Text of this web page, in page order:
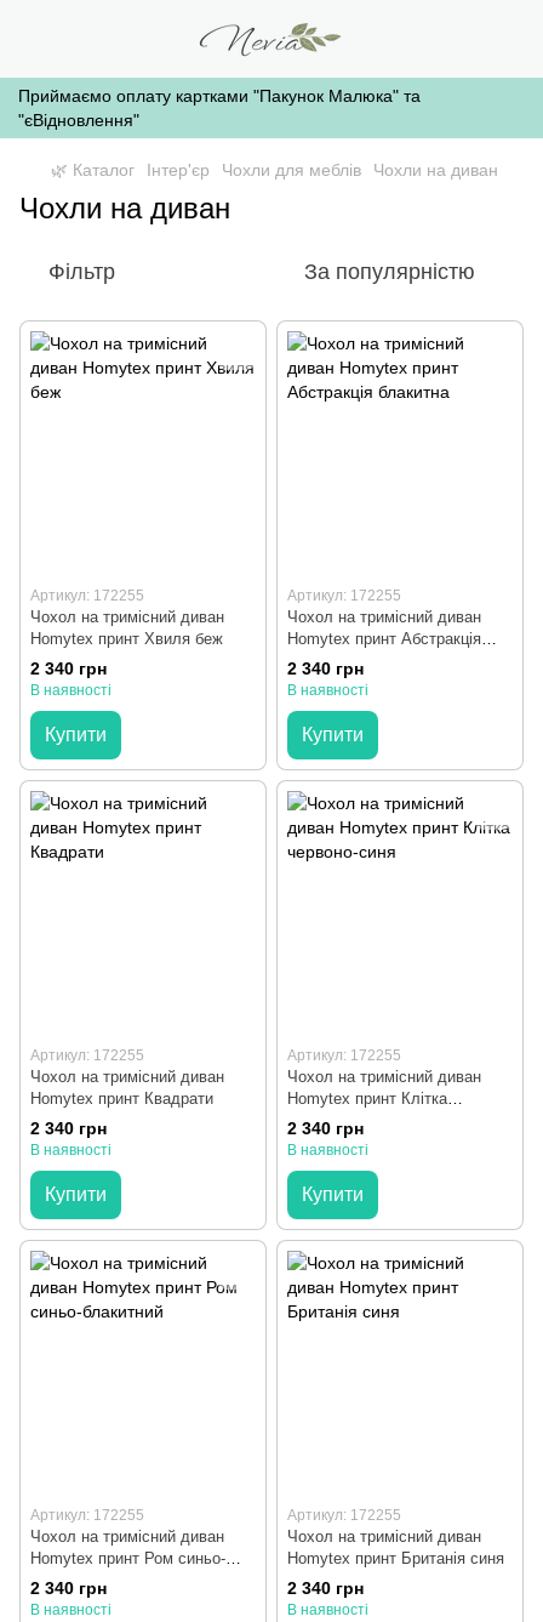
Приймаємо оплату картками "Пакунок Малюка" та
"єВідновлення"
🌿 Каталог Інтер'єр Чохли для меблів Чохли на диван
Чохли на диван
Фільтр За популярністю
Артикул: 172255
Чохол на тримісний диван
Homytex принт Хвиля беж
2 340 грн
В наявності
Купити
Артикул: 172255
Чохол на тримісний диван
Homytex принт Абстракція
блакитна
2 340 грн
В наявності
Купити
Артикул: 172255
Чохол на тримісний диван
Homytex принт Квадрати
2 340 грн
В наявності
Купити
Артикул: 172255
Чохол на тримісний диван
Homytex принт Клітка
червоно-синя
2 340 грн
В наявності
Купити
Артикул: 172255
Чохол на тримісний диван
Homytex принт Ром синьо-
блакитний
2 340 грн
В наявності
Артикул: 172255
Чохол на тримісний диван
Homytex принт Британія синя
2 340 грн
В наявності